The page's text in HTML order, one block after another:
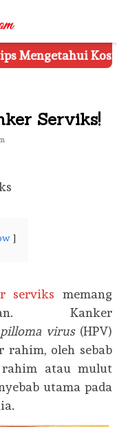
Ketahui 8
Serviks!
serviks memang
Kanker
virus(HPV)
rahim, oleh sebab
atau mulut
utama pada